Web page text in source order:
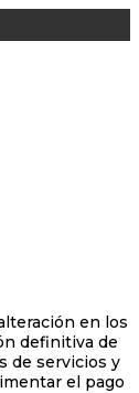
en los
definitiva de
de servicios y
el pago